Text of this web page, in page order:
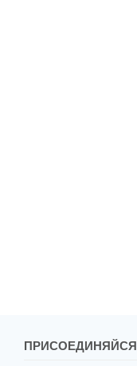
ПРИСОЕДИНЯЙСЯ